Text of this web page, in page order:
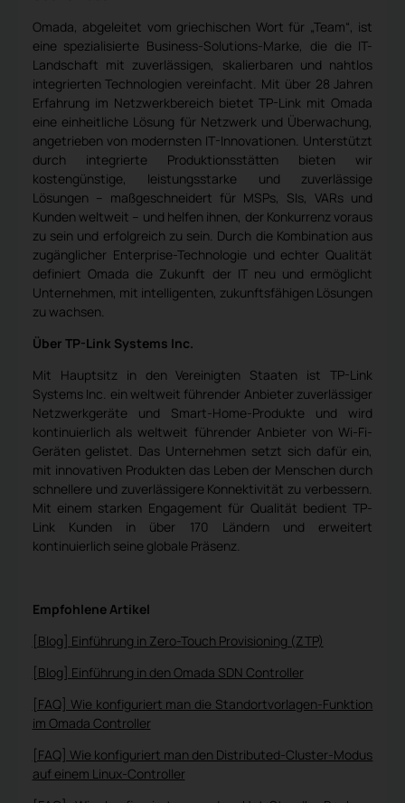
Omada, abgeleitet vom griechischen Wort für „Team“, ist
eine spezialisierte Business-Solutions-Marke, die die IT-
Landschaft mit zuverlässigen, skalierbaren und nahtlos
integrierten Technologien vereinfacht. Mit über 28 Jahren
Erfahrung im Netzwerkbereich bietet TP-Link mit Omada
eine einheitliche Lösung für Netzwerk und Überwachung,
angetrieben von modernsten IT-Innovationen. Unterstützt
durch integrierte Produktionsstätten bieten wir
kostengünstige, leistungsstarke und zuverlässige
Lösungen – maßgeschneidert für MSPs, SIs, VARs und
Kunden weltweit – und helfen ihnen, der Konkurrenz voraus
zu sein und erfolgreich zu sein. Durch die Kombination aus
zugänglicher Enterprise-Technologie und echter Qualität
definiert Omada die Zukunft der IT neu und ermöglicht
Unternehmen, mit intelligenten, zukunftsfähigen Lösungen
zu wachsen.
Über TP-Link Systems Inc.
Mit Hauptsitz in den Vereinigten Staaten ist TP-Link
Systems Inc. ein weltweit führender Anbieter zuverlässiger
Netzwerkgeräte und Smart-Home-Produkte und wird
kontinuierlich als weltweit führender Anbieter von Wi-Fi-
Geräten gelistet. Das Unternehmen setzt sich dafür ein,
mit innovativen Produkten das Leben der Menschen durch
schnellere und zuverlässigere Konnektivität zu verbessern.
Mit einem starken Engagement für Qualität bedient TP-
Link Kunden in über 170 Ländern und erweitert
kontinuierlich seine globale Präsenz.
Empfohlene Artikel
[Blog] Einführung in Zero-Touch Provisioning (ZTP)
[Blog] Einführung in den Omada SDN Controller
[FAQ] Wie konfiguriert man die Standortvorlagen-Funktion
im Omada Controller
[FAQ] Wie konfiguriert man den Distributed-Cluster-Modus
auf einem Linux-Controller